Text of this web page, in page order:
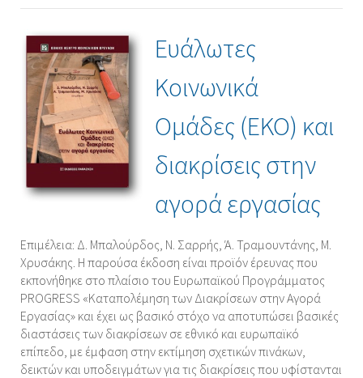
Ευάλωτες
Κοινωνικά
Ομάδες (ΕΚΟ) και
διακρίσεις στην
αγορά εργασίας
Επιμέλεια: Δ. Μπαλούρδος, Ν. Σαρρής, Ά. Τραμουντάνης, Μ.
Χρυσάκης. Η παρούσα έκδοση είναι προϊόν έρευνας που
εκπονήθηκε στο πλαίσιο του Ευρωπαϊκού Προγράμματος
PROGRESS «Καταπολέμηση των Διακρίσεων στην Αγορά
Εργασίας» και έχει ως βασικό στόχο να αποτυπώσει βασικές
διαστάσεις των διακρίσεων σε εθνικό και ευρωπαϊκό
επίπεδο, με έμφαση στην εκτίμηση σχετικών πινάκων,
δεικτών και υποδειγμάτων για τις διακρίσεις που υφίστανται